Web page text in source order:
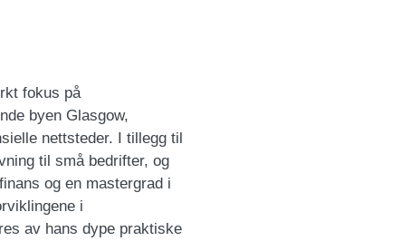
fokus på
byen Glasgow,
nettsteder. I tillegg til
til små bedrifter, og
og en mastergrad i
i
av hans dype praktiske